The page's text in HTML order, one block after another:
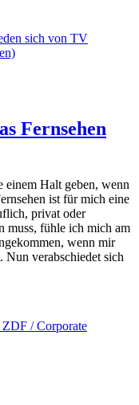
Fernsehen
einem Halt geben, wenn
ist für mich eine
privat oder
muss, fühle ich mich am
wenn mir
Nun verabschiedet sich